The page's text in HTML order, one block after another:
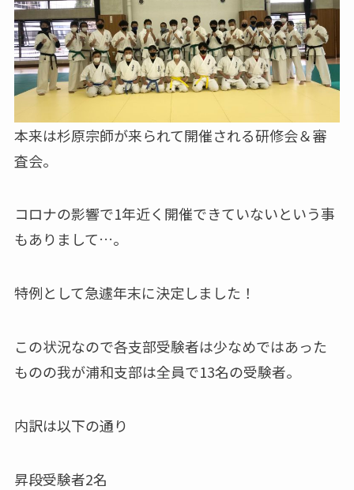
本来は杉原宗師が来られて開催される研修会＆審
査会。
コロナの影響で1年近く開催できていないという事
もありまして…。
特例として急遽年末に決定しました！
この状況なので各支部受験者は少なめではあった
ものの我が浦和支部は全員で13名の受験者。
内訳は以下の通り
昇段受験者2名